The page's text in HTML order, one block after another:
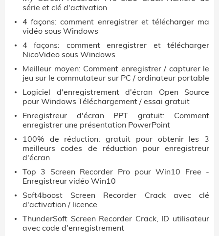
série et clé d'activation
4 façons: comment enregistrer et télécharger ma
vidéo sous Windows
4 façons: comment enregistrer et télécharger
NicoVideo sous Windows
Meilleur moyen: Comment enregistrer / capturer le
jeu sur le commutateur sur PC / ordinateur portable
Logiciel d'enregistrement d'écran Open Source
pour Windows Téléchargement / essai gratuit
Enregistreur d'écran PPT gratuit: Comment
enregistrer une présentation PowerPoint
100% de réduction: gratuit pour obtenir les 3
meilleurs codes de réduction pour enregistreur
d'écran
Top 3 Screen Recorder Pro pour Win10 Free -
Enregistreur vidéo Win10
Soft4boost Screen Recorder Crack avec clé
d'activation / licence
ThunderSoft Screen Recorder Crack, ID utilisateur
avec code d'enregistrement